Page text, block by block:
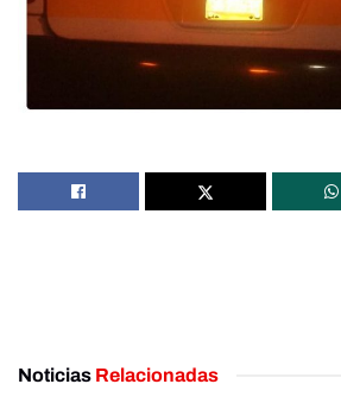
Noticias Relacionadas